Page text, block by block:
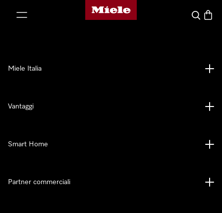
Homepage di Miele
Cerca
Miele Italia
Vantaggi
Smart Home
Partner commerciali